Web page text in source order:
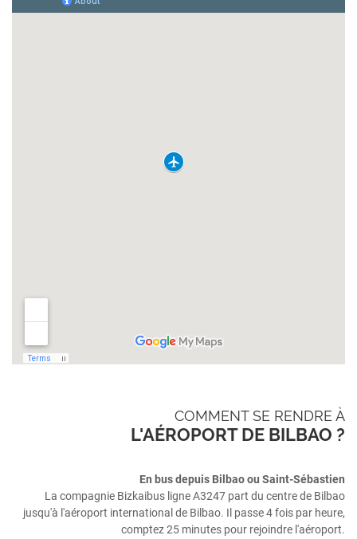
COMMENT SE RENDRE À
L'AÉROPORT DE BILBAO ?
En bus depuis Bilbao ou Saint-Sébastien
La compagnie Bizkaibus ligne A3247 part du centre de Bilbao
jusqu'à l'aéroport international de Bilbao. Il passe 4 fois par heure,
comptez 25 minutes pour rejoindre l'aéroport.